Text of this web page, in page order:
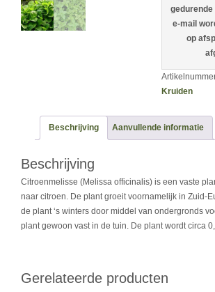
e-mail
op
Kruiden
Beschrijving Aanvullende informatie
Beschrijving
Citroenmelisse (Melissa officinalis) is een vaste
naar citroen. De plant groeit voornamelijk in Zuid-
de plant ‘s winters door middel van ondergronds
plant gewoon vast in de tuin. De plant wordt circa
Gerelateerde producten